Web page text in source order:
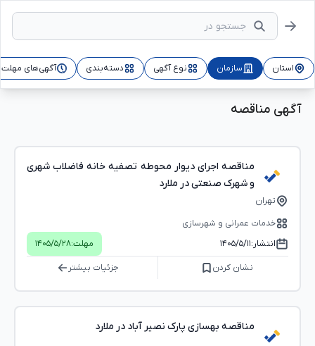
استان سازمان نوع آگهی دسته‌بندی آگهی‌های
آگهی مناقصه
مناقصه اجرای دیوار محوطه تصفیه خانه فاضلاب شهری
و شهرک صنعتی در ملارد
تهران
خدمات عمرانی و شهرسازی
انتشار:۱۴۰۵/۵/۱۱ مهلت:۱۴۰۵/۵/۲۸
نشان کردن جزئیات بیشتر
مناقصه بهسازی پارک نصیر آباد در ملارد